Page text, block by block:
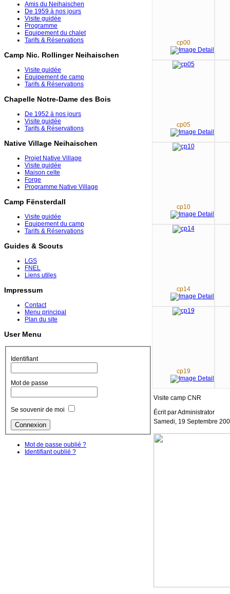
Amis du Neihaischen
De 1959 à nos jours
Visite guidée
Programme
Equipement du chalet
Tarifs & Réservations
Camp Nic. Rollinger Neihaischen
Visite guidée
Equipement de camp
Tarifs & Réservations
Chapelle Notre-Dame des Bois
De 1952 à nos jours
Visite guidée
Tarifs & Réservations
Native Village Neihaischen
Projet Native Village
Visite guidée
Maison celte
Forge
Programme Native Village
Camp Fënsterdall
Visite guidée
Equipement du camp
Tarifs & Réservations
Guides & Scouts
LGS
FNEL
Liens utiles
Impressum
Contact
Menu principal
Plan du site
User Menu
Identifiant
Mot de passe
Se souvenir de moi
Mot de passe oublié ?
Identifiant oublié ?
cp00
cp05
cp10
cp14
cp19
Visite camp CNR
Écrit par Administrator
Samedi, 19 Septembre